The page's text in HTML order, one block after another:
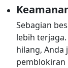
Sebagian
lebih
hilang, Anda
pemblokiran